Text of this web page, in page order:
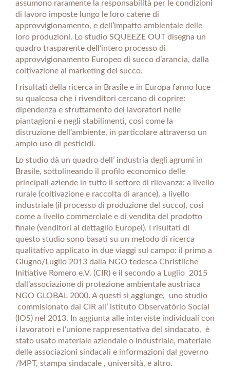
assumono raramente la responsabilità per le condizioni
di lavoro imposte lungo le loro catene di
approvvigionamento, e dell’impatto ambientale delle
loro produzioni. Lo studio SQUEEZE OUT disegna un
quadro trasparente dell’intero processo di
approvvigionamento Europeo di succo d’arancia, dalla
coltivazione al marketing del succo.
I risultati della ricerca in Brasile e in Europa fanno luce
su qualcosa che i rivenditori cercano di coprire:
dipendenza e sfruttamento dei lavoratori nelle
piantagioni e negli stabilimenti, cosi come la
distruzione dell’ambiente, in particolare attraverso un
ampio uso di pesticidi.
Lo studio dà un quadro dell’ industria degli agrumi in
Brasile, sottolineando il profilo economico delle
principali aziende in tutto il settore di rilevanza: a livello
rurale (coltivazione e raccolta di arance), a livello
industriale (il processo di produzione del succo), così
come a livello commerciale e di vendita del prodotto
finale (venditori al dettaglio Europei). I risultati di
questo studio sono basati su un metodo di ricerca
qualitativo applicato in due viaggi sul campo: il primo a
Giugno/Luglio 2013 dalla NGO tedesca Christliche
Initiative Romero e.V. (CIR) e il secondo a Luglio 2015
dall’associazione di protezione ambientale austriaca
NGO GLOBAL 2000. A questi si aggiunge, uno studio
commisionato dal CIR all’ istituto Observatório Social
(IOS) nel 2013. In aggiunta alle interviste individuali con
i lavoratori e l’unione rappresentativa del sindacato, è
stato usato materiale aziendale o industriale, materiale
delle associazioni sindacali e informazioni dal governo
/MPT, stampa sindacale , università, e altro.